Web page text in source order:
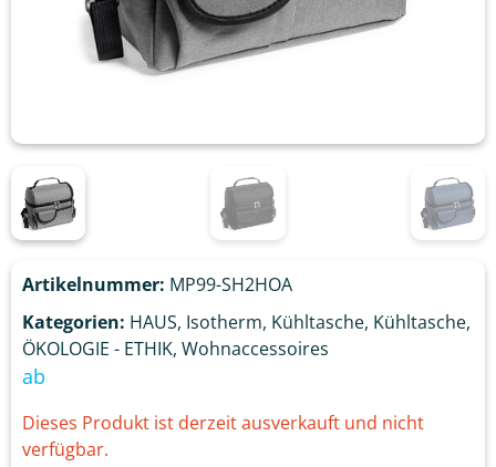
Artikelnummer: MP99-SH2HOA
Kategorien: HAUS, Isotherm, Kühltasche, Kühltasche,
ÖKOLOGIE - ETHIK, Wohnaccessoires
ab
Dieses Produkt ist derzeit ausverkauft und nicht
verfügbar.